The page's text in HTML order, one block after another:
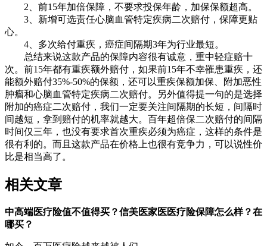
2、前15年加倍保障，不要求投保年龄，加保保额超高。
3、新增可选责任心脑血管特定疾病二次赔付，保障更贴
心。
4、多次给付重疾，癌症间隔期3年为行业最短。
总结来说这款产品的保障内容很有诚意，重中轻症赔十
次。前15年都有重疾额外赔付，如果前15年不幸罹患重疾，还
能额外赔付35%-50%的保额，还可以重疾保额加保、附加恶性
肿瘤和心脑血管特定疾病二次赔付。另外值得提一句的是选择
附加的癌症二次赔付，我们一定要关注间隔期的长短，间隔时
间越短，拿到赔付的机率就越大。百年超倍保二次赔付的间隔
时间仅三年，也没有要求首次重疾必须为癌症，这样的条件是
很有利的。而且这款产品在价格上也很有竞争力，可以说性价
比是相当高了。
相关文章
中高端医疗险值不值得买？信美医家医医疗险保障怎么样？在
哪买？